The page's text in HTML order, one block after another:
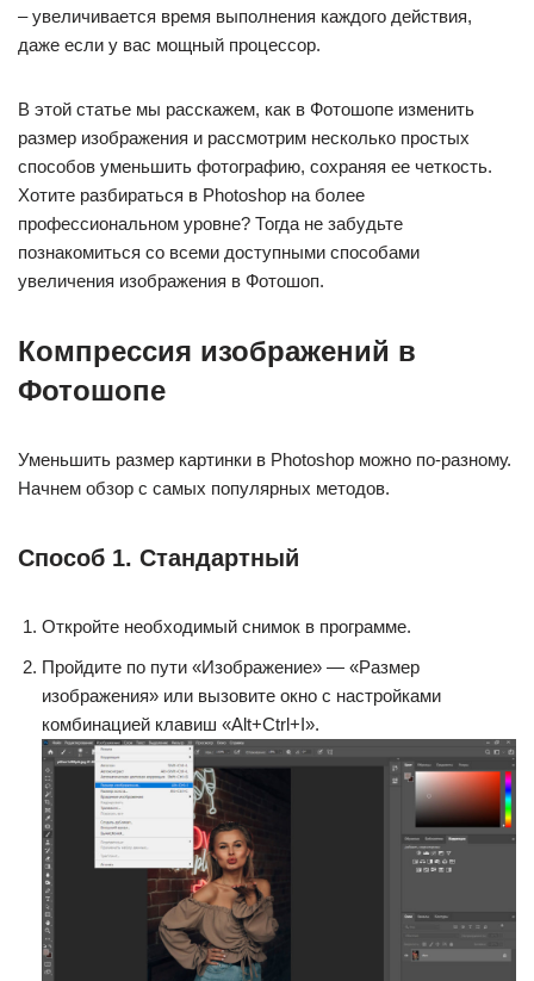
– увеличивается время выполнения каждого действия,
даже если у вас мощный процессор.
В этой статье мы расскажем, как в Фотошопе изменить
размер изображения и рассмотрим несколько простых
способов уменьшить фотографию, сохраняя ее четкость.
Хотите разбираться в Photoshop на более
профессиональном уровне? Тогда не забудьте
познакомиться со всеми доступными способами
увеличения изображения в Фотошоп.
Компрессия изображений в
Фотошопе
Уменьшить размер картинки в Photoshop можно по-разному.
Начнем обзор с самых популярных методов.
Способ 1. Стандартный
Откройте необходимый снимок в программе.
Пройдите по пути «Изображение» — «Размер
изображения» или вызовите окно с настройками
комбинацией клавиш «Alt+Ctrl+I».